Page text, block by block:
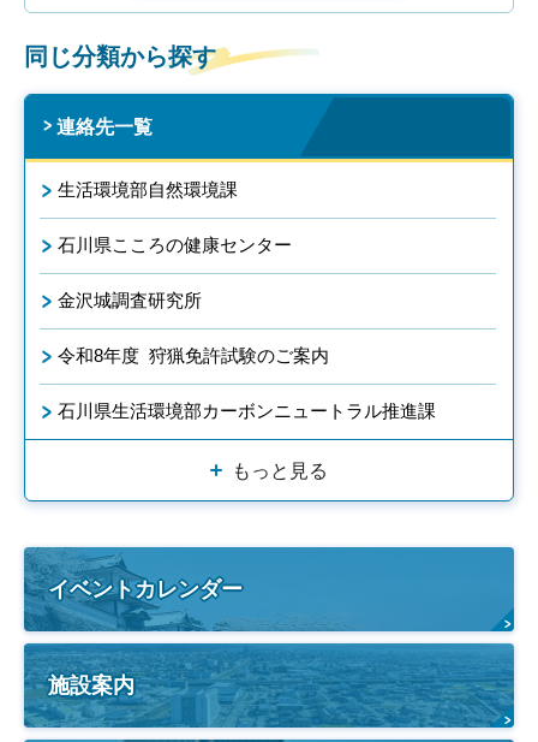
同じ分類から探す
連絡先一覧
生活環境部自然環境課
石川県こころの健康センター
金沢城調査研究所
令和8年度 狩猟免許試験のご案内
石川県生活環境部カーボンニュートラル推進課
もっと見る
イベントカレンダー
施設案内